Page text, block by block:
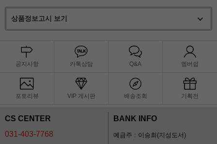
상품정보고시 보기
공지사항 카톡상담 Q&A 멤버쉽
포토리뷰 VIP 게시판 배송조회 기획전
CS CENTER
031-403-7768
BANK INFO
예금주 : 이승희(지성도서)